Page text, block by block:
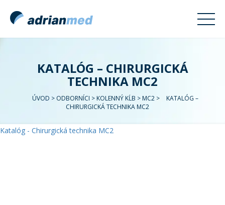
KATALÓG – CHIRURGICKÁ
TECHNIKA MC2
ÚVOD > ODBORNÍCI > KOLENNÝ KĹB > MC2>
KATALÓG –
CHIRURGICKÁ TECHNIKA MC2
Katalóg - Chirurgická technika MC2